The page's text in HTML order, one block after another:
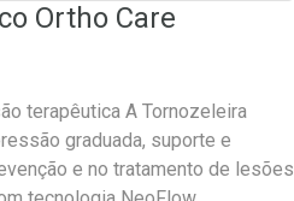
Ortho Care
terapêutica A Tornozeleira
graduada, suporte e
e no tratamento de lesões